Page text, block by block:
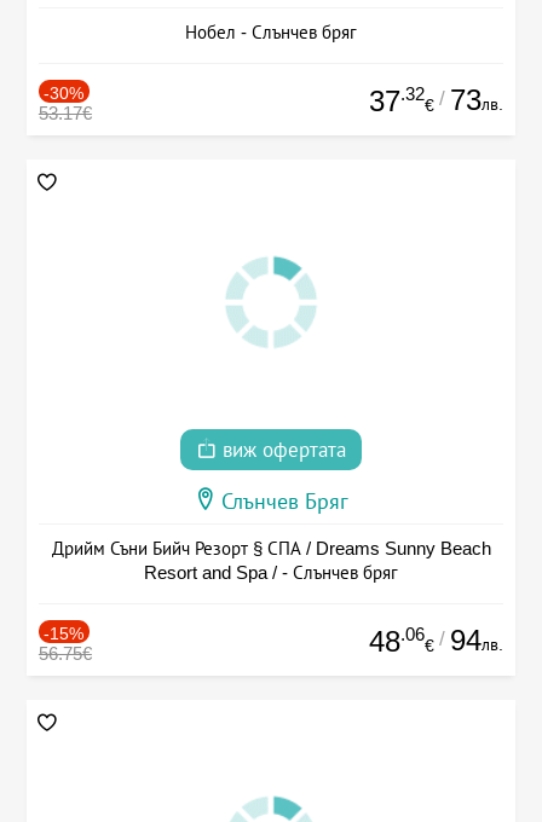
Нобел - Слънчев бряг
-30%
53.17€ 37.32
€ / 73лв.
виж офертата
Слънчев Бряг
Дрийм Съни Бийч Резорт § СПА / Dreams Sunny Beach
Resort and Spa / - Слънчев бряг
-15%
56.75€ 48.06
€ / 94лв.